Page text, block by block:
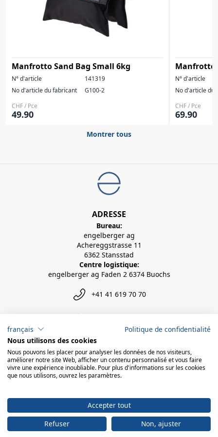
Manfrotto Sand Bag Small 6kg
N° d'article
141319
No d'article du fabricant
G100-2
CHF / Pce
49.90
Manfrotto
N° d'article
No d'article du
CHF / Pce
69.90
Montrer tous
ADRESSE
Bureau:
engelberger ag
Achereggstrasse 11
6362 Stansstad
Centre logistique:
engelberger ag Faden 2 6374 Buochs
+41 41 619 70 70
powered by polynorm
français
Politique de confidentialité
Nous utilisons des cookies
Nous pouvons les placer pour analyser les données de nos visiteurs,
améliorer notre site Web, afficher un contenu personnalisé et vous faire
vivre une expérience inoubliable. Pour plus d'informations sur les cookies
que nous utilisons, ouvrez les paramètres.
Accepter tout
Refuser
Non, ajuster